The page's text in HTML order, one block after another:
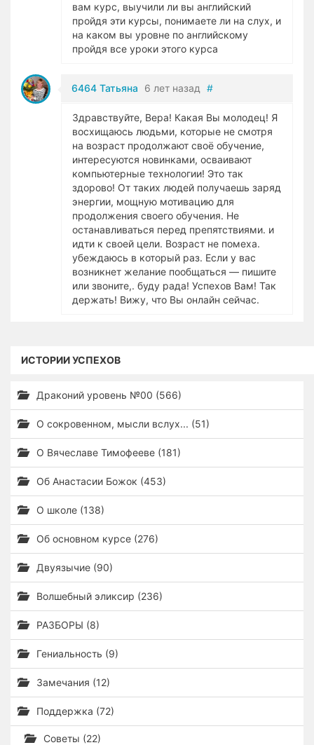
вам курс, выучили ли вы английский
пройдя эти курсы, понимаете ли на слух, и
на каком вы уровне по английскому
пройдя все уроки этого курса
6464 Татьяна 6 лет назад #
Здравствуйте, Вера! Какая Вы молодец! Я
восхищаюсь людьми, которые не смотря
на возраст продолжают своё обучение,
интересуются новинками, осваивают
компьютерные технологии! Это так
здорово! От таких людей получаешь заряд
энергии, мощную мотивацию для
продолжения своего обучения. Не
останавливаться перед препятствиями. и
идти к своей цели. Возраст не помеха.
убеждаюсь в который раз. Если у вас
возникнет желание пообщаться — пишите
или звоните,. буду рада! Успехов Вам! Так
держать! Вижу, что Вы онлайн сейчас.
ИСТОРИИ УСПЕХОВ
Драконий уровень №00 (566)
О сокровенном, мысли вслух... (51)
О Вячеславе Тимофееве (181)
Об Анастасии Божок (453)
О школе (138)
Об основном курсе (276)
Двуязычие (90)
Волшебный эликсир (236)
РАЗБОРЫ (8)
Гениальность (9)
Замечания (12)
Поддержка (72)
Советы (22)